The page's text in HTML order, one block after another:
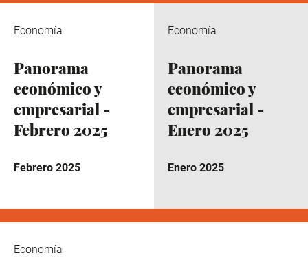
Economía
Panorama
económico y
empresarial -
Febrero 2025
Febrero 2025
Economía
Panorama
económico y
empresarial -
Enero 2025
Enero 2025
Economía